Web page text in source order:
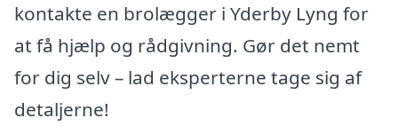
kontakte en brolægger i Yderby Lyng for
at få hjælp og rådgivning. Gør det nemt
for dig selv – lad eksperterne tage sig af
detaljerne!